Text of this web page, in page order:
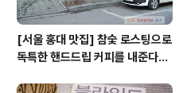
[서울 홍대 맛집] 참숯 로스팅으로
독특한 핸드드립 커피를 내준다는